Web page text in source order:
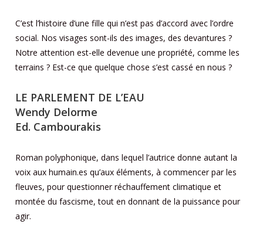
C’est l’histoire d’une fille qui n’est pas d’accord avec l’ordre
social. Nos visages sont-ils des images, des devantures ?
Notre attention est-elle devenue une propriété, comme les
terrains ? Est-ce que quelque chose s’est cassé en nous ?
LE PARLEMENT DE L’EAU
Wendy Delorme
Ed. Cambourakis
Roman polyphonique, dans lequel l’autrice donne autant la
voix aux humain.es qu’aux éléments, à commencer par les
fleuves, pour questionner réchauffement climatique et
montée du fascisme, tout en donnant de la puissance pour
agir.